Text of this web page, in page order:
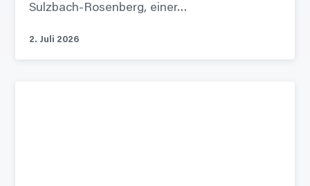
Sulzbach-Rosenberg, einer…
2. Juli 2026